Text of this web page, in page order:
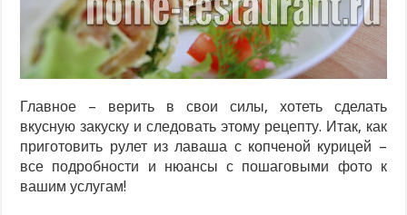
Главное – верить в свои силы, хотеть сделать
вкусную закуску и следовать этому рецепту. Итак, как
приготовить рулет из лаваша с копченой курицей –
все подробности и нюансы с пошаговыми фото к
вашим услугам!